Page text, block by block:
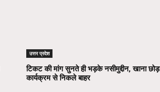
उत्तर प्रदेश
टिकट की मांग सुनते ही भड़के नसीमुद्दीन, खाना छोड़
कार्यक्रम से निकले बाहर